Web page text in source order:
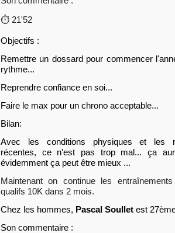
⏱️ 21'52
Objectifs :
Remettre un dossard pour commencer
rythme...
Reprendre confiance en soi...
Faire le max pour un chrono acceptable...
Bilan:
Avec les conditions physiques et les
récentes, ce n'est pas trop mal... ça
évidemment ça peut être mieux ...
Maintenant on continue les
qualifs 10K dans 2 mois.
Chez les hommes, Pascal Soullet est 27ème
Son commentaire :